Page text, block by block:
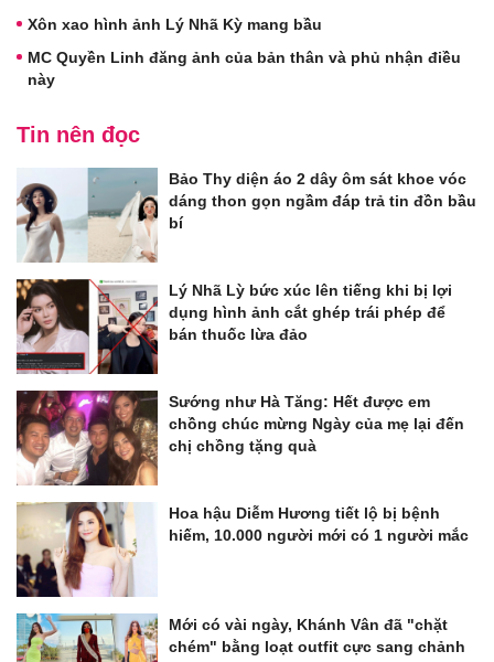
Xôn xao hình ảnh Lý Nhã Kỳ mang bầu
MC Quyền Linh đăng ảnh của bản thân và phủ nhận điều
này
Tin nên đọc
Bảo Thy diện áo 2 dây ôm sát khoe vóc
dáng thon gọn ngầm đáp trả tin đồn bầu
bí
Lý Nhã Lỳ bức xúc lên tiếng khi bị lợi
dụng hình ảnh cắt ghép trái phép để
bán thuốc lừa đảo
Sướng như Hà Tăng: Hết được em
chồng chúc mừng Ngày của mẹ lại đến
chị chồng tặng quà
Hoa hậu Diễm Hương tiết lộ bị bệnh
hiếm, 10.000 người mới có 1 người mắc
Mới có vài ngày, Khánh Vân đã "chặt
chém" bằng loạt outfit cực sang chảnh